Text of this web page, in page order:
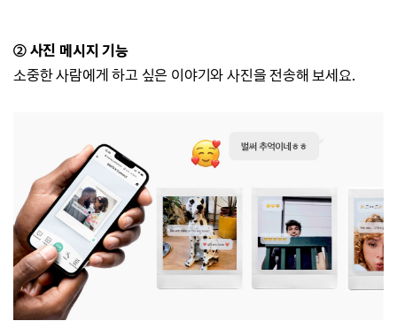
② 사진 메시지 기능
소중한 사람에게 하고 싶은 이야기와 사진을 전송해 보세요.